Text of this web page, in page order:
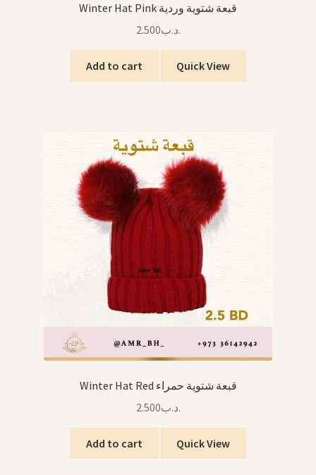
Winter Hat Pink قبعة شتوية وردية
.د.ب2.500
Add to cart Quick View
Winter Hat Red قبعة شتوية حمراء
.د.ب2.500
Add to cart Quick View